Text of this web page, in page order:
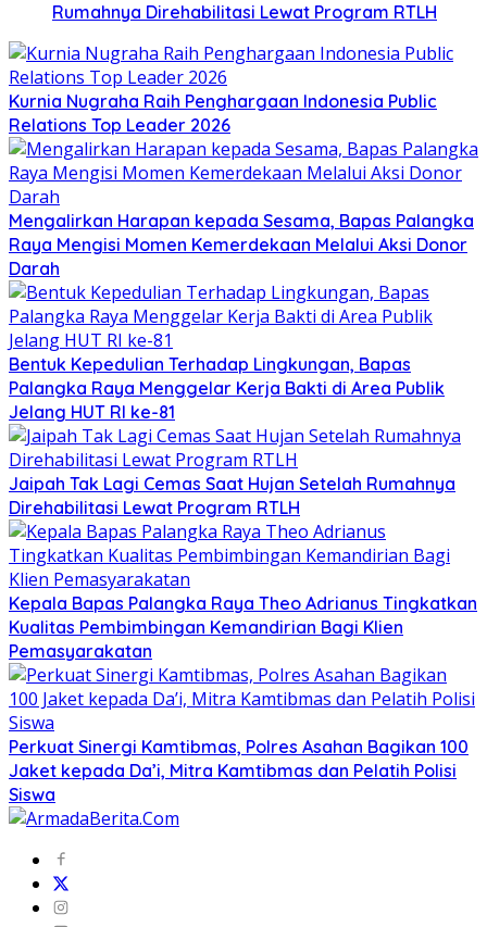
Rumahnya Direhabilitasi Lewat Program RTLH
Kurnia Nugraha Raih Penghargaan Indonesia Public
Relations Top Leader 2026
Mengalirkan Harapan kepada Sesama, Bapas Palangka
Raya Mengisi Momen Kemerdekaan Melalui Aksi Donor
Darah
Bentuk Kepedulian Terhadap Lingkungan, Bapas
Palangka Raya Menggelar Kerja Bakti di Area Publik
Jelang HUT RI ke-81
Jaipah Tak Lagi Cemas Saat Hujan Setelah Rumahnya
Direhabilitasi Lewat Program RTLH
Kepala Bapas Palangka Raya Theo Adrianus Tingkatkan
Kualitas Pembimbingan Kemandirian Bagi Klien
Pemasyarakatan
Perkuat Sinergi Kamtibmas, Polres Asahan Bagikan 100
Jaket kepada Da’i, Mitra Kamtibmas dan Pelatih Polisi
Siswa